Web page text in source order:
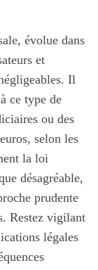
évolue dans
et
Il
ce type de
ou des
selon les
la loi
désagréable,
prudente
Restez vigilant
légales